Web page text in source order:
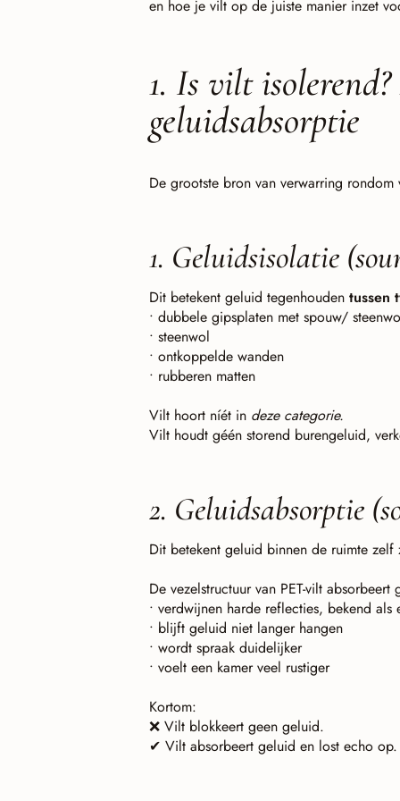
en hoe je vilt op de juiste manier inzet
1. Is vilt
geluidsabsorptie
De grootste bron van verwarring
1. Geluidsisolatie
Dit betekent geluid tegenhoudentussen
• dubbele gipsplaten met spouw/
• steenwol
• ontkoppelde wanden
• rubberen matten
Vilt hoort níét in deze categorie.
Vilt houdt géén storend burengeluid,
2. Geluidsabsorptie
Dit betekent geluid binnen de ruimte
De vezelstructuur van PET-vilt
• verdwijnen harde reflecties, bekend
• blijft geluid niet langer hangen
• wordt spraak duidelijker
• voelt een kamer veel rustiger
Kortom:
❌ Vilt blokkeert geen geluid.
✔ Vilt absorbeert geluid en lost echo op.